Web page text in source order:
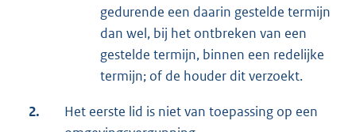
gedurende een daarin gestelde termijn
dan wel, bij het ontbreken van een
gestelde termijn, binnen een redelijke
termijn; of de houder dit verzoekt.
2.
Het eerste lid is niet van toepassing op een